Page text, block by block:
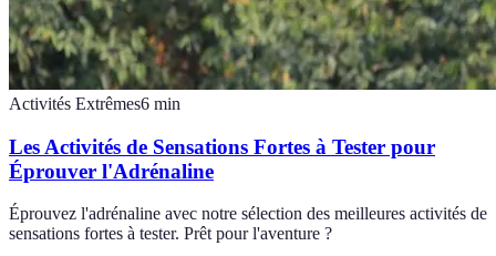
Activités Extrêmes6 min
Les Activités de Sensations Fortes à Tester pour
Éprouver l'Adrénaline
Éprouvez l'adrénaline avec notre sélection des meilleures activités de
sensations fortes à tester. Prêt pour l'aventure ?